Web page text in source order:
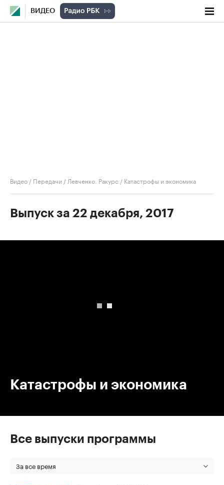
ВИДЕО
Видео / Передачи / Левченко. Ракурс / Катастрофы и экономика
Выпуск за 22 декабря, 2017
Катастрофы и экономика
Все выпуски программы
За все время